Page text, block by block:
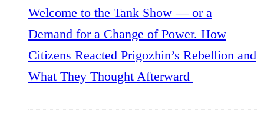
Welcome to the Tank Show — or a
Demand for a Change of Power. How
Citizens Reacted Prigozhin’s Rebellion and
What They Thought Afterward